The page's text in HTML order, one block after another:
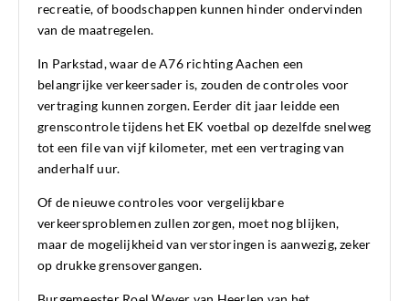
recreatie, of boodschappen kunnen hinder ondervinden
van de maatregelen.
In Parkstad, waar de A76 richting Aachen een
belangrijke verkeersader is, zouden de controles voor
vertraging kunnen zorgen. Eerder dit jaar leidde een
grenscontrole tijdens het EK voetbal op dezelfde snelweg
tot een file van vijf kilometer, met een vertraging van
anderhalf uur.
Of de nieuwe controles voor vergelijkbare
verkeersproblemen zullen zorgen, moet nog blijken,
maar de mogelijkheid van verstoringen is aanwezig, zeker
op drukke grensovergangen.